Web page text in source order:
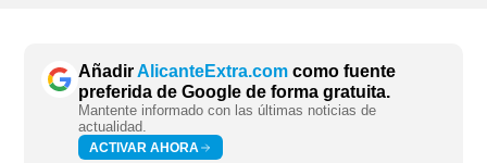
AñadirAlicanteExtra.com como fuente
preferida de Google de forma gratuita.
Mantente informado con las últimas noticias de
actualidad.
ACTIVAR AHORA